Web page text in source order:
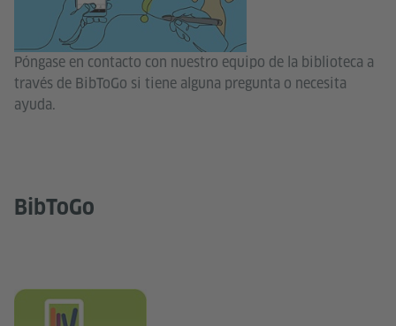
Póngase en contacto con nuestro equipo de la biblioteca a
través de BibToGo si tiene alguna pregunta o necesita
ayuda.
BibToGo